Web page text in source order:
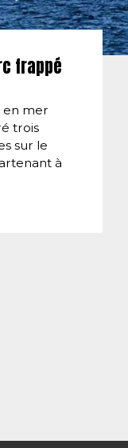
frappé
en mer
trois
sur le
à